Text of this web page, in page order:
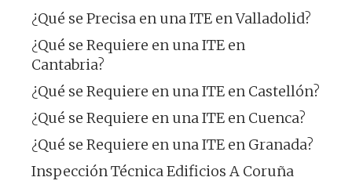
¿Qué se Precisa en una ITE en Valladolid?
¿Qué se Requiere en una ITE en
Cantabria?
¿Qué se Requiere en una ITE en Castellón?
¿Qué se Requiere en una ITE en Cuenca?
¿Qué se Requiere en una ITE en Granada?
Inspección Técnica Edificios A Coruña